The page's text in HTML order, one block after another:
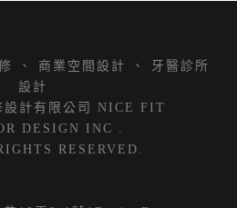
、 商業空間設計 、
牙醫診所
設計
計有限公司 NICE FIT
DESIGN INC .
RESERVED.